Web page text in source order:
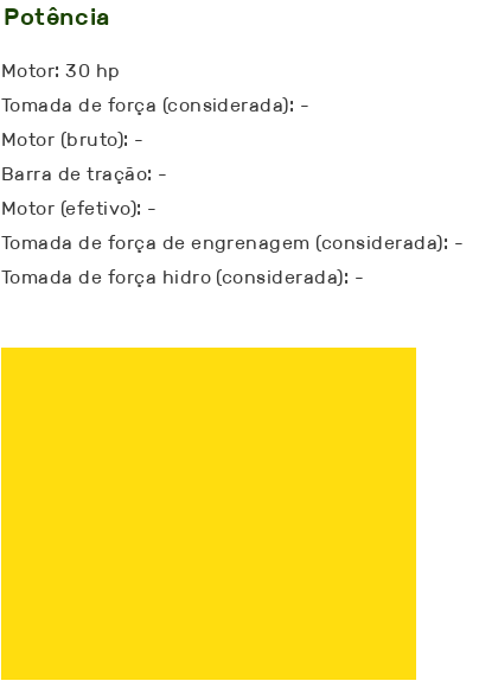
Potência
Motor: 30 hp
Tomada de força (considerada): -
Motor (bruto): -
Barra de tração: -
Motor (efetivo): -
Tomada de força de engrenagem (considerada): -
Tomada de força hidro (considerada): -